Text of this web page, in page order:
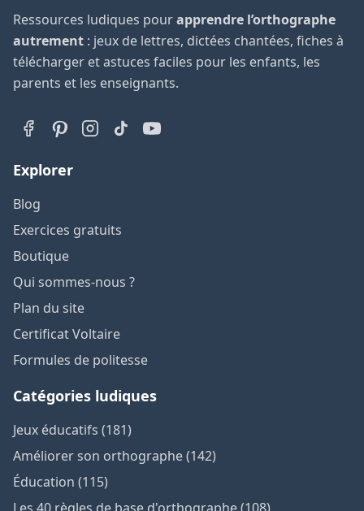
Ressources ludiques pourapprendre l’orthographe
autrement : jeux de lettres, dictées chantées, fiches à
télécharger et astuces faciles pour les enfants, les
parents et les enseignants.
Explorer
Blog
Exercices gratuits
Boutique
Qui sommes-nous ?
Plan du site
Certificat Voltaire
Formules de politesse
Catégories ludiques
Jeux éducatifs (181)
Améliorer son orthographe (142)
Éducation (115)